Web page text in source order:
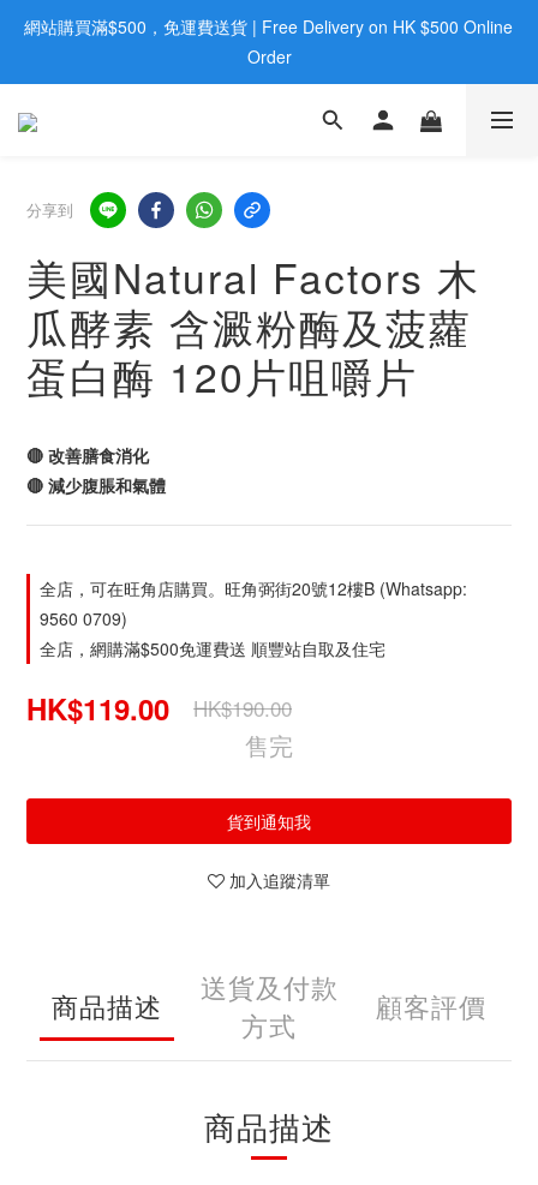
歡迎親臨旺角店購買：旺角弼街20號12樓B  |  RealDeal 保健品 |
WhatsApp 9560 0709
網站購買滿$500，免運費送貨 | Free Delivery on HK $500 Online
Order
歡迎親臨旺角店購買：旺角弼街20號12樓B  |  RealDeal 保健品 |
分享到
美國Natural Factors 木
瓜酵素 含澱粉酶及菠蘿
蛋白酶 120片咀嚼片
🔴 改善膳食消化
🔴 減少腹脹和氣體
全店，可在旺角店購買。旺角弼街20號12樓B (Whatsapp:
9560 0709)
全店，網購滿$500免運費送 順豐站自取及住宅
HK$119.00 HK$190.00
售完
貨到通知我
加入追蹤清單
商品描述
送貨及付款
方式
顧客評價
商品描述